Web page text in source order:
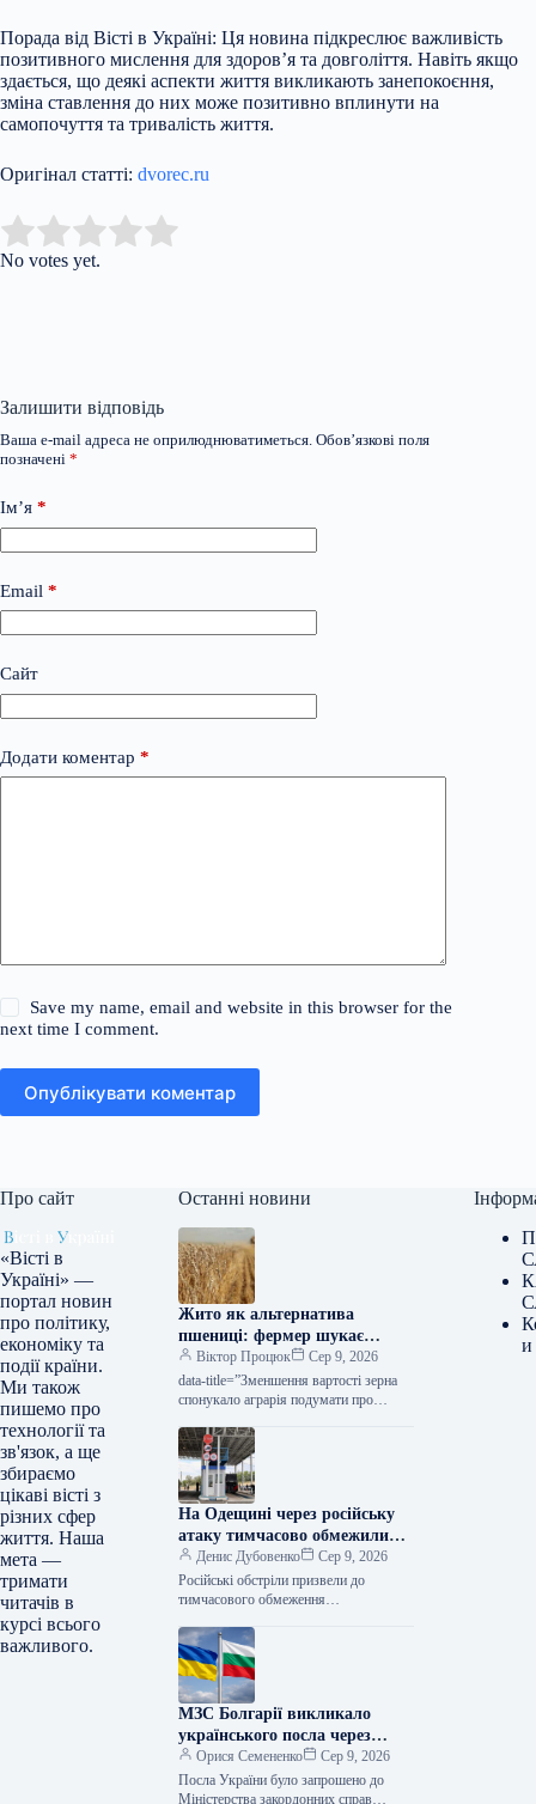
Порада від Вісті в Україні: Ця новина підкреслює важливість
позитивного мислення для здоров’я та довголіття. Навіть якщо
здається, що деякі аспекти життя викликають занепокоєння,
зміна ставлення до них може позитивно вплинути на
самопочуття та тривалість життя.
Оригінал статті: dvorec.ru
Rate this item:
No votes yet.
Залишити відповідь
Ваша e-mail адреса не оприлюднюватиметься. Обов’язкові поля
позначені *
Ім’я *
Email *
Сайт
Додати коментар *
Save my name, email and website in this browser for the
next time I comment.
Опублікувати коментар
Про сайт
«Вісті в
Україні» —
портал новин
про політику,
економіку та
події країни.
Ми також
пишемо про
технології та
зв'язок, а ще
збираємо
цікаві вісті з
різних сфер
життя. Наша
мета —
тримати
читачів в
курсі всього
важливого.
Останні новини
Жито як альтернатива
пшениці: фермер шукає
новий напрямок — КУРКУЛЬ
Віктор Процюк
Сер 9, 2026
data-title=”Зменшення вартості зерна
спонукало аграрія подумати про
url=”https://kurkul.com/news/41856-
cherez-padinnya-tsin-na-zerno-fermer-
zadumavsya-pro-zaminu-pshenitsi-
jitom”> Зменшення вартості зерна
спонукало аграрія подумати про…
На Одещині через російську
атаку тимчасово обмежили
проїзд до пунктів пропуску на
кордоні з Молдовою
Денис Дубовенко
Сер 9, 2026
Російські обстріли призвели до
тимчасового обмеження
ділянці автошляху «Одеса – Рені»,
унеможливлюючи дістатися до деяких
пунктів…
МЗС Болгарії викликало
українського посла через
інцидент із дроном,
повідомляють ЗМІ
Орися Семененко
Сер 9, 2026
Посла України було запрошено до
Міністерства закордонних справ
и